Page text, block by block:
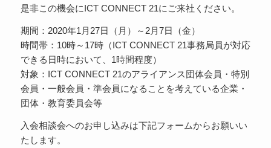
是非この機会にICT CONNECT 21にご来社ください。
期間：2020年1月27日（月）～2月7日（金）
時間帯：10時～17時（ICT CONNECT 21事務局員が対応
できる日時において、1時間程度）
対象：ICT CONNECT 21のアライアンス団体会員・特別
会員・一般会員・準会員になることを考えている企業・
団体・教育委員会等
入会相談会へのお申し込みは下記フォームからお願いい
たします。